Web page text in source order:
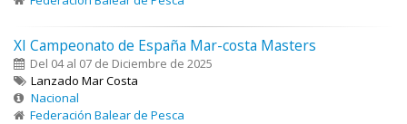
XI Campeonato de España Mar-costa Masters
Del 04 al 07 de Diciembre de 2025
Lanzado Mar Costa
Nacional
Federación Balear de Pesca